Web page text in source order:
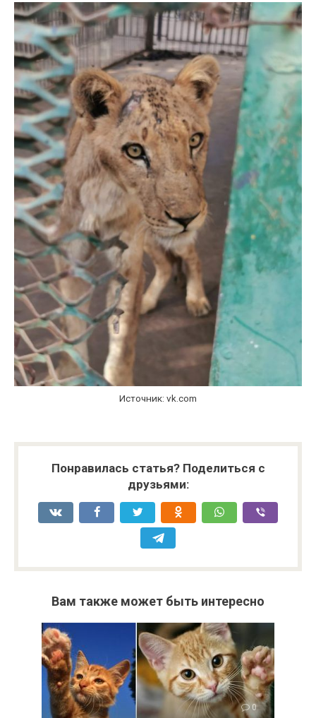
Источник: vk.com
Понравилась статья? Поделиться с
друзьями:
Вам также может быть интересно
0